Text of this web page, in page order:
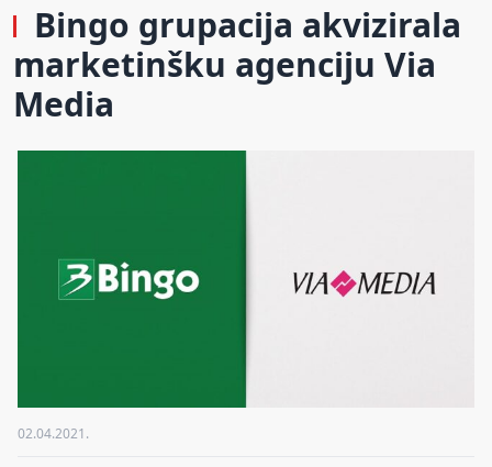
Bingo grupacija akvizirala
marketinšku agenciju Via
Media
02.04.2021.